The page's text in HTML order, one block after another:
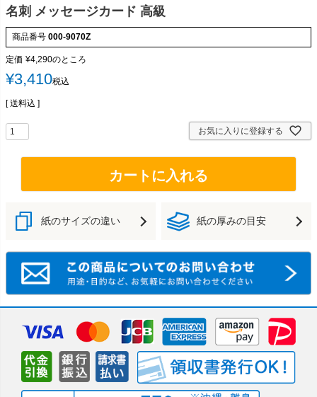
名刺 メッセージカード 高級
商品番号 000-9070Z
定価 ¥4,290のところ
¥3,410税込
送料込
お気に入りに登録する
カートに入れる
紙のサイズの違い 紙の厚みの目安